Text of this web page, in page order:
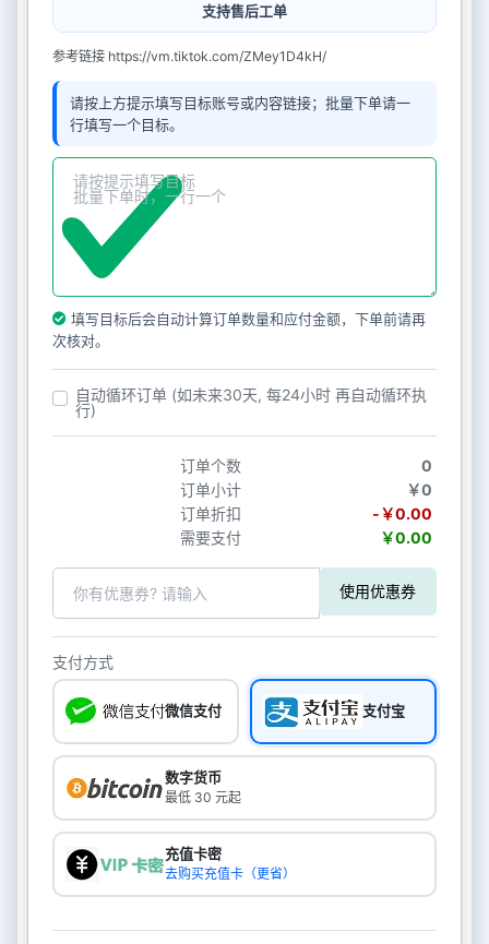
支持售后工单
参考链接 https://vm.tiktok.com/ZMey1D4kH/
请按上方提示填写目标账号或内容链接；批量下单请一
行填写一个目标。
填写目标后会自动计算订单数量和应付金额，下单前请再
次核对。
自动循环订单 (如未来30天, 每24小时 再自动循环执
行)
订单个数
0
订单小计
￥0
订单折扣
-￥0.00
需要支付
￥0.00
使用优惠券
支付方式
微信支付 支付宝
数字货币
最低 30 元起
充值卡密
去购买充值卡（更省）